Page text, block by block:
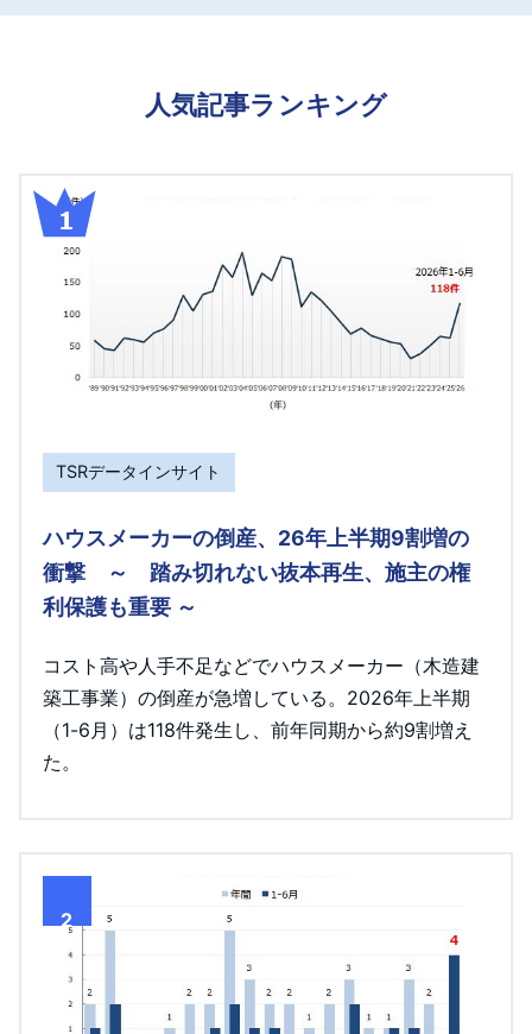
人気記事ランキング
TSRデータインサイト
ハウスメーカーの倒産、26年上半期9割増の
衝撃 ～ 踏み切れない抜本再生、施主の権
利保護も重要 ～
コスト高や人手不足などでハウスメーカー（木造建
築工事業）の倒産が急増している。2026年上半期
（1-6月）は118件発生し、前年同期から約9割増え
た。
2